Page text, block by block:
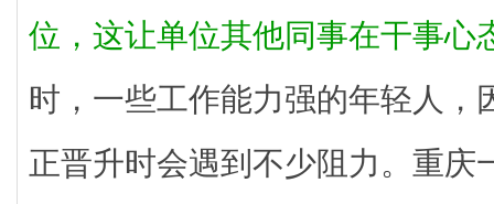
位，这让单位其他同事在干事心
时，一些工作能力强的年轻人，
正晋升时会遇到不少阻力。重庆